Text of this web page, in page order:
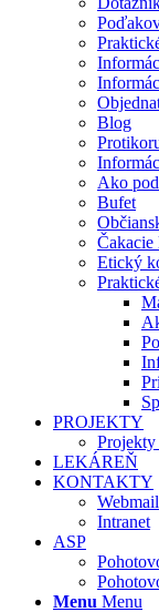
Blog
Ako
Bufet
Čakacie
Etický
PROJEKTY
LEKÁREŇ
KONTAKTY
Webmail
Intranet
ASP
Menu Menu